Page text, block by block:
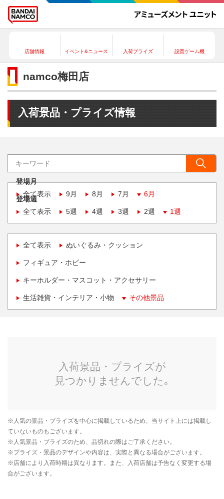
店舗情報 イベント&ニュース 入荷プライズ 設置ゲーム機
namco梅田店
入荷景品・プライズ情報
登場月
全て表示
9月 8月 7月 6月
登場週
全て表示
5週 4週 3週 2週 1週
全て表示 ぬいぐるみ・クッション
フィギュア・ホビー
キーホルダー・マスコット・アクセサリー
生活雑貨・インテリア・小物 その他景品